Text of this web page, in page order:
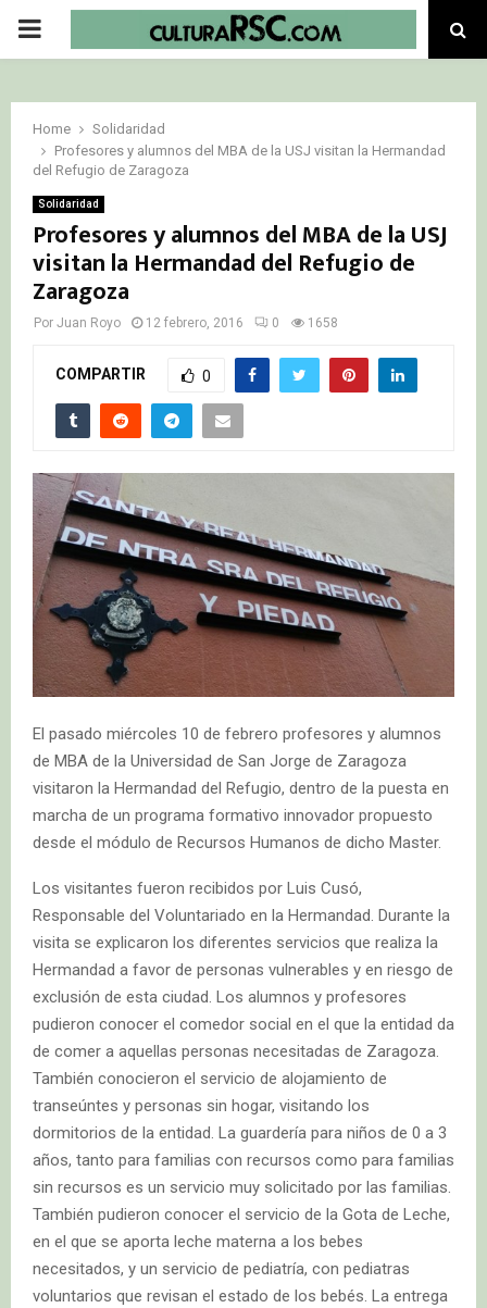
PRIMARY
Home
Solidaridad
Profesores y alumnos del MBA de la USJ visitan la Hermandad
del Refugio de Zaragoza
Solidaridad
Profesores y alumnos del MBA de la USJ
visitan la Hermandad del Refugio de
Zaragoza
Por Juan Royo 12 febrero, 2016 0 1658
COMPARTIR 0
El pasado miércoles 10 de febrero profesores y alumnos
de MBA de la Universidad de San Jorge de Zaragoza
visitaron la Hermandad del Refugio, dentro de la puesta en
marcha de un programa formativo innovador propuesto
desde el módulo de Recursos Humanos de dicho Master.
Los visitantes fueron recibidos por Luis Cusó,
Responsable del Voluntariado en la Hermandad. Durante la
visita se explicaron los diferentes servicios que realiza la
Hermandad a favor de personas vulnerables y en riesgo de
exclusión de esta ciudad. Los alumnos y profesores
pudieron conocer el comedor social en el que la entidad da
de comer a aquellas personas necesitadas de Zaragoza.
También conocieron el servicio de alojamiento de
transeúntes y personas sin hogar, visitando los
dormitorios de la entidad. La guardería para niños de 0 a 3
años, tanto para familias con recursos como para familias
sin recursos es un servicio muy solicitado por las familias.
También pudieron conocer el servicio de la Gota de Leche,
en el que se aporta leche materna a los bebes
necesitados, y un servicio de pediatría, con pediatras
voluntarios que revisan el estado de los bebés. La entrega